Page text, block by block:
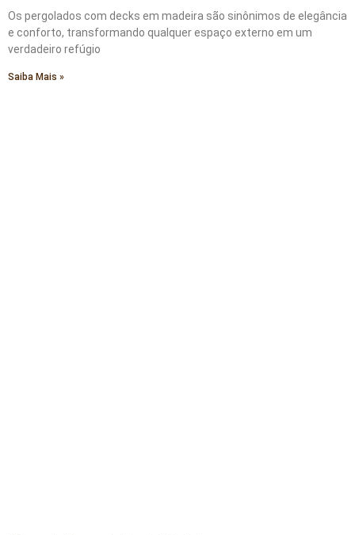
Os pergolados com decks em madeira são sinônimos de elegância
e conforto, transformando qualquer espaço externo em um
verdadeiro refúgio
Saiba Mais »